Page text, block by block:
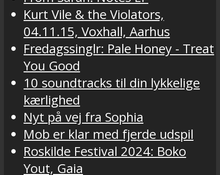
Kurt Vile & the Violators,
04.11.15, Voxhall, Aarhus
Fredagssinglr: Pale Honey - Treat
You Good
10 soundtracks til din lykkelige
kærlighed
Nyt på vej fra Sophia
Mob er klar med fjerde udspil
Roskilde Festival 2024: Boko
Yout, Gaia